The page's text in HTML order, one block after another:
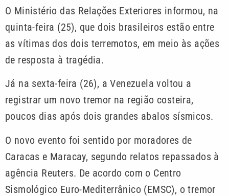
O Ministério das Relações Exteriores informou, na
quinta-feira (25), que dois brasileiros estão entre
as vítimas dos dois terremotos, em meio às ações
de resposta à tragédia.
Já na sexta-feira (26), a Venezuela voltou a
registrar um novo tremor na região costeira,
poucos dias após dois grandes abalos sísmicos.
O novo evento foi sentido por moradores de
Caracas e Maracay, segundo relatos repassados à
agência Reuters. De acordo com o Centro
Sismológico Euro-Mediterrânico (EMSC), o tremor